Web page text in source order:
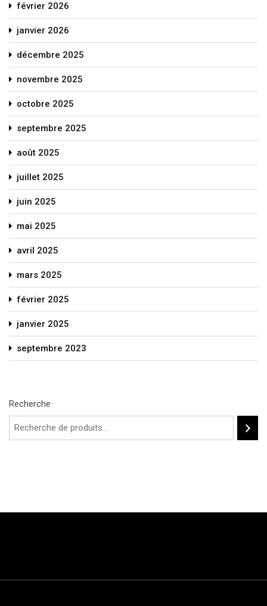
février 2026
janvier 2026
décembre 2025
novembre 2025
octobre 2025
septembre 2025
août 2025
juillet 2025
juin 2025
mai 2025
avril 2025
mars 2025
février 2025
janvier 2025
septembre 2023
Recherche